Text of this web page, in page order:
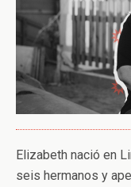
Elizabeth nació en
seis hermanos y